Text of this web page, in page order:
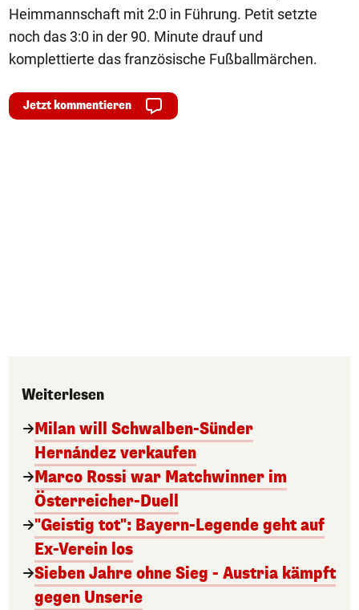
Heimmannschaft mit 2:0 in Führung. Petit setzte
noch das 3:0 in der 90. Minute drauf und
komplettierte das französische Fußballmärchen.
Jetzt kommentieren
Weiterlesen
Milan will Schwalben-Sünder
Hernández verkaufen
Marco Rossi war Matchwinner im
Österreicher-Duell
"Geistig tot": Bayern-Legende geht auf
Ex-Verein los
Sieben Jahre ohne Sieg - Austria kämpft
gegen Unserie